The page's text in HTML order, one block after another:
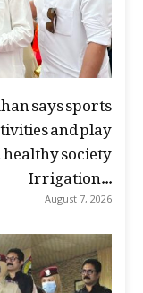
says sports
and play
society
Irrigation...
August 7, 2026